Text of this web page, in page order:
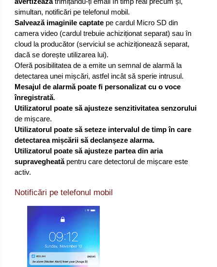
simultan, notificări pe telefonul mobil.
Salvează imaginile captate pe cardul Micro SD din
camera video (cardul trebuie achiziționat separat) sau în
cloud la producător (serviciul se achiziționează separat,
dacă se dorește utilizarea lui).
Oferă posibilitatea de a emite un semnal de alarmă la
detectarea unei mișcări, astfel incât să sperie intrusul.
Mesajul de alarmă poate fi personalizat cu o voce
înregistrată.
Utilizatorul poate să ajusteze senzitivitatea senzorului
de mișcare.
Utilizatorul poate să seteze intervalul de timp în care
detectarea mișcării să declanșeze alarma.
Utilizatorul poate să ajusteze partea din aria
supravegheatăpentru care detectorul de mișcare este
activ.
Notificări pe telefonul mobil